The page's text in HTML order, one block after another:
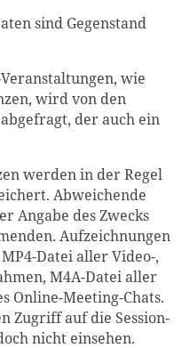
sind Gegenstand
wie
wird von den
der auch ein
werden in der Regel
Abweichende
Angabe des Zwecks
Aufzeichnungen
Datei aller Video-,
M4A-Datei aller
Online-Meeting-Chats.
Zugriff auf die Session-
nicht einsehen.